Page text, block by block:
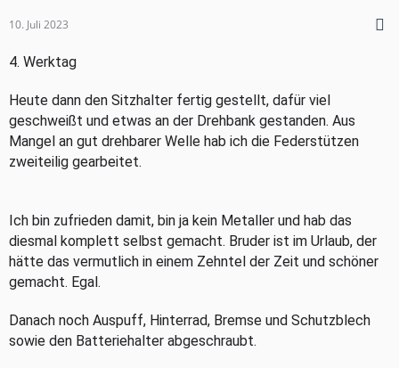
10. Juli 2023
4. Werktag
Heute dann den Sitzhalter fertig gestellt, dafür viel
geschweißt und etwas an der Drehbank gestanden. Aus
Mangel an gut drehbarer Welle hab ich die Federstützen
zweiteilig gearbeitet.
Ich bin zufrieden damit, bin ja kein Metaller und hab das
diesmal komplett selbst gemacht. Bruder ist im Urlaub, der
hätte das vermutlich in einem Zehntel der Zeit und schöner
gemacht. Egal.
Danach noch Auspuff, Hinterrad, Bremse und Schutzblech
sowie den Batteriehalter abgeschraubt.